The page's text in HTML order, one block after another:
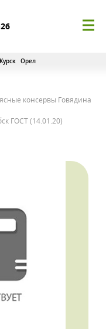
Курск Орел
консервы Говядина
ГОСТ (14.01.20)